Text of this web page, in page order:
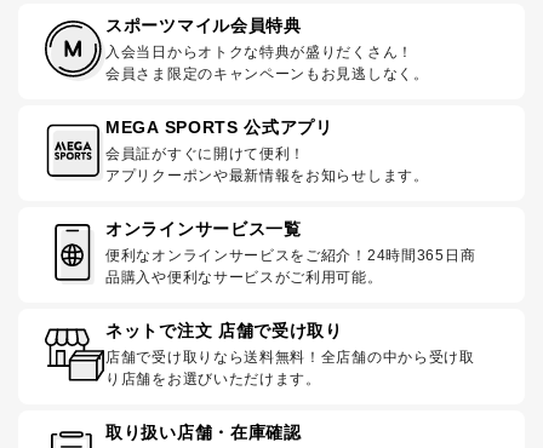
スポーツマイル会員特典
入会当日からオトクな特典が盛りだくさん！
会員さま限定のキャンペーンもお見逃しなく。
MEGA SPORTS 公式アプリ
会員証がすぐに開けて便利！
アプリクーポンや最新情報をお知らせします。
オンラインサービス一覧
便利なオンラインサービスをご紹介！24時間365日商
品購入や便利なサービスがご利用可能。
ネットで注文 店舗で受け取り
店舗で受け取りなら送料無料！全店舗の中から受け取
り店舗をお選びいただけます。
取り扱い店舗・在庫確認